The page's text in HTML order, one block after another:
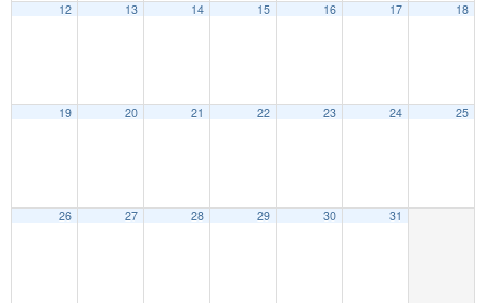
12 13 14 15 16 17 18
19 20 21 22 23 24 25
26 27 28 29 30 31